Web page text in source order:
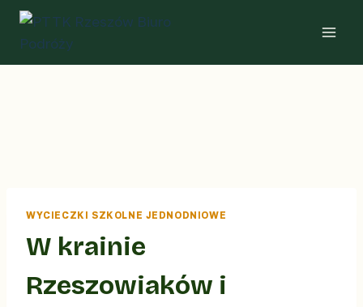
Przejdź
treści
WYCIECZKI SZKOLNE JEDNODNIOWE
W krainie
Rzeszowiaków i